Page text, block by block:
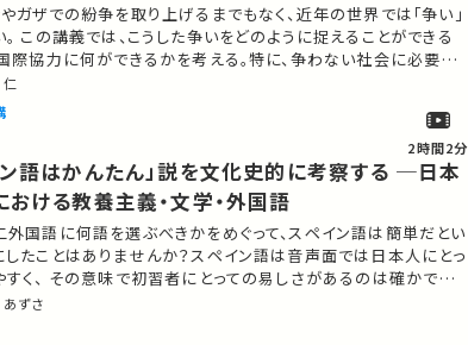
ガザでの紛争を取り上げるまでもなく、近年の世界では「争い」
この講義では、こうした争いをどのように捉えることができる
際協力に何ができるかを考える。特に、争わない社会に必要な
る。 私が国際協力の分野に関心をもったきっかけや、やりがい
生と大学生のための金曜特別講座 ★あ
アが、ほかの誰かの学びに繋がるかもしれませ…
2時間2分
ン語はかんたん」説を文化史的に考察する ─日本
おける教養主義・文学・外国語
国語に何語を選ぶべきかをめぐって、スペイン語は簡単だとい
したことはありませんか？スペイン語は音声面では日本人にとっ
く、 その意味で初習者にとっての易しさがあるのは確かです。
と言われる理由はこれだけなのでしょうか。この講義では、「ス
ずさ